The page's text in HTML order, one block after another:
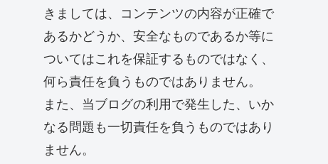
きましては、コンテンツの内容が正確で
あるかどうか、安全なものであるか等に
ついてはこれを保証するものではなく、
何ら責任を負うものではありません。
また、当ブログの利用で発生した、いか
なる問題も一切責任を負うものではあり
ません。